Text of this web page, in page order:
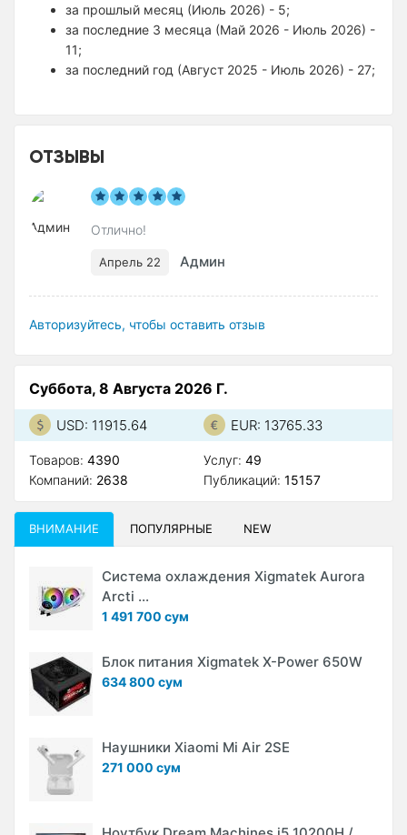
за прошлый месяц (Июль 2026) - 5;
за последние 3 месяца (Май 2026 - Июль 2026) -
11;
за последний год (Август 2025 - Июль 2026) - 27;
ОТЗЫВЫ
Отлично!
Апрель 22 Админ
Авторизуйтесь, чтобы оставить отзыв
Суббота, 8 Августа 2026 Г.
USD: 11915.64 EUR: 13765.33
Товаров: 4390
Компаний: 2638
Услуг: 49
Публикаций: 15157
ВНИМАНИЕ ПОПУЛЯРНЫЕ NEW
Система охлаждения Xigmatek Aurora
Arcti ...
1 491 700 сум
Блок питания Xigmatek X-Power 650W
634 800 сум
Наушники Xiaomi Mi Air 2SE
271 000 сум